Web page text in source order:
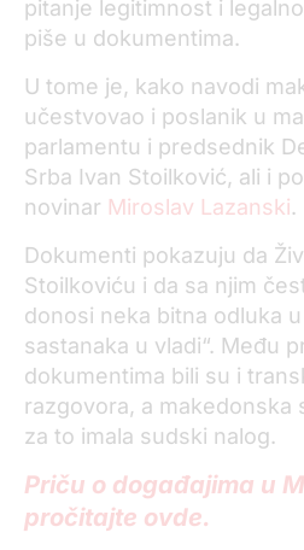
pitanje legitimnost i
piše u dokumentima.
U tome je, kako navodi
učestvovao i poslanik u
parlamentu i predsednik
Srba Ivan Stoilković, ali i
novinar Miroslav Lazanski.
Dokumenti pokazuju da
Stoilkoviću i da sa njim
donosi neka bitna odluka
sastanaka u vladi“. Među
dokumentima bili su i
razgovora, a makedonska
za to imala sudski nalog.
Priču o događajima u
pročitajte ovde.